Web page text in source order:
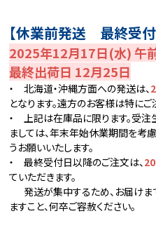
【休業前発送 最終受付
2025年12月17日(水) 午
最終出荷日 12月25日
・ 北海道・沖縄方面への発送は、
となります。遠方のお客様は特にご
・ 上記は在庫品に限ります。受
ましては、年末年始休業期間を考
うお願いいたします。
・ 最終受付日以降のご注文は、
ていただきます。
発送が集中するため、お届けま
ますこと、何卒ご容赦ください。